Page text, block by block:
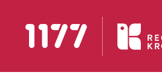
Till startsidan för 1177